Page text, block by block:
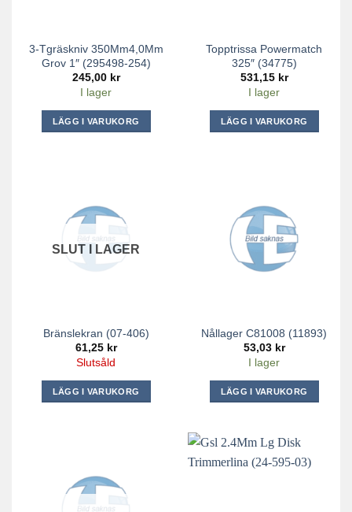
3-Tgräskniv 350Mm4,0Mm
Grov 1″ (295498-254)
245,00 kr
I lager
LÄGG I VARUKORG
Topptrissa Powermatch
325″ (34775)
531,15 kr
I lager
LÄGG I VARUKORG
SLUT I LAGER
Bränslekran (07-406)
61,25 kr
Slutsåld
LÄGG I VARUKORG
Nållager C81008 (11893)
53,03 kr
I lager
LÄGG I VARUKORG